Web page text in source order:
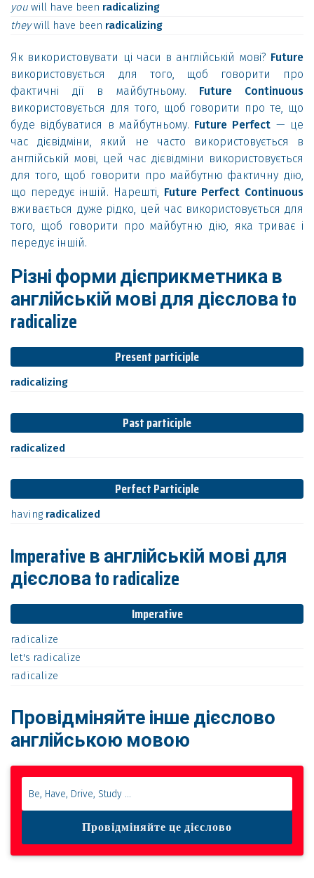
you will have been radicalizing
theywill have been radicalizing
Як використовувати ці часи в англійській мові? Future
використовується для того, щоб говорити про
фактичні дії в майбутньому. Future Continuous
використовується для того, щоб говорити про те, що
буде відбуватися в майбутньому. Future Perfect — це
час дієвідміни, який не часто використовується в
англійській мові, цей час дієвідміни використовується
для того, щоб говорити про майбутню фактичну дію,
що передує іншій. Нарешті, Future Perfect Continuous
вживається дуже рідко, цей час використовується для
того, щоб говорити про майбутню дію, яка триває і
передує іншій.
Різні форми дієприкметника в
англійській мові для дієслова to
radicalize
Present participle
radicalizing
Past participle
radicalized
Perfect Participle
having radicalized
Imperative в англійській мові для
дієслова to radicalize
Imperative
radicalize
let's radicalize
radicalize
Провідміняйте інше дієслово
англійською мовою